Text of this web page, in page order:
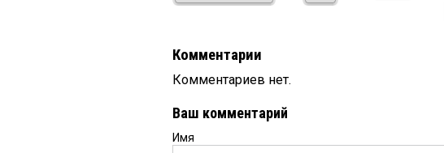
Комментарии
Комментариев нет.
Ваш комментарий
Имя